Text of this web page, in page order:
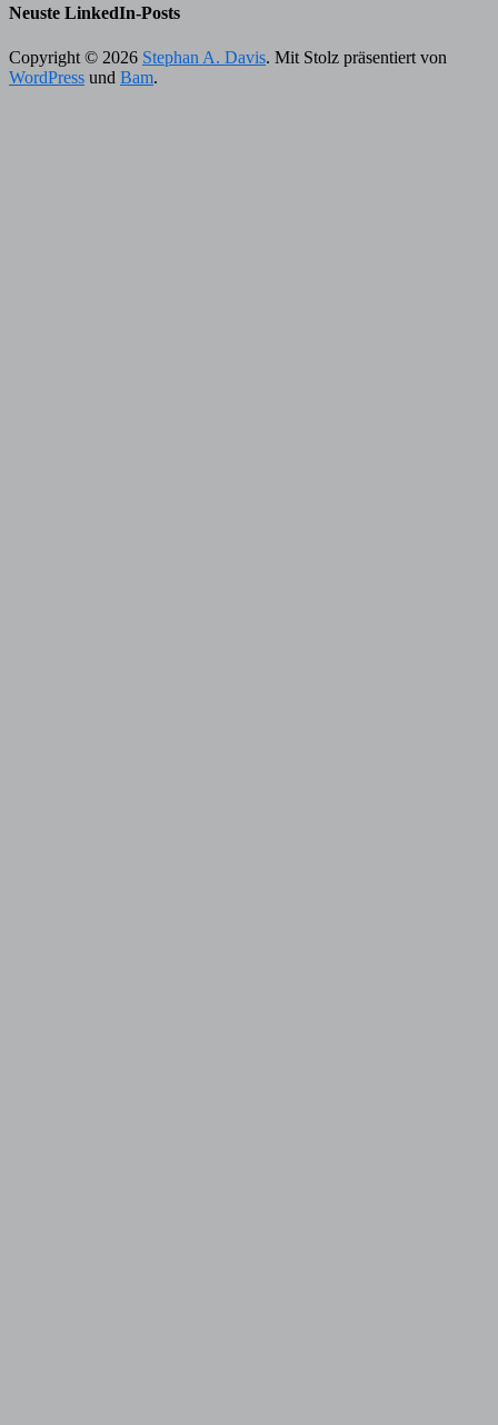
Neuste LinkedIn-Posts
Copyright © 2026 Stephan A. Davis. Mit Stolz präsentiert von
WordPress und Bam.